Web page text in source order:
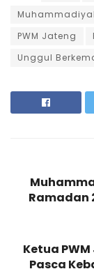
PWM Jateng
Unggul
Ramadan
Ketua
Pasca